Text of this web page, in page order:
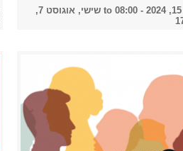
to
שישי, אוגוסט 7,